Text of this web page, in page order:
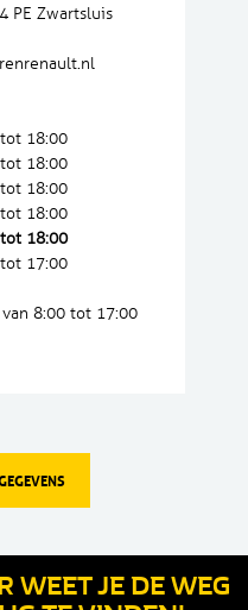
PE Zwartsluis
18:00
18:00
18:00
18:00
18:00
17:00
8:00 tot 17:00
WEET JE DE WEG